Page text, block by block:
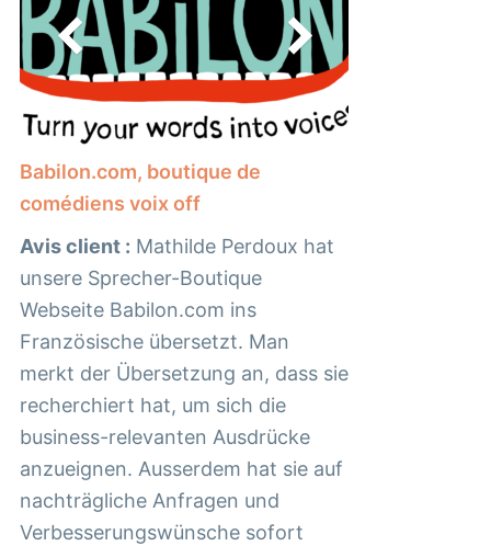
Babilon.com, boutique de
comédiens voix off
Avis client : Mathilde Perdoux hat
unsere Sprecher-Boutique
Webseite Babilon.com ins
Französische übersetzt. Man
merkt der Übersetzung an, dass sie
recherchiert hat, um sich die
business-relevanten Ausdrücke
anzueignen. Ausserdem hat sie auf
nachträgliche Anfragen und
Verbesserungswünsche sofort